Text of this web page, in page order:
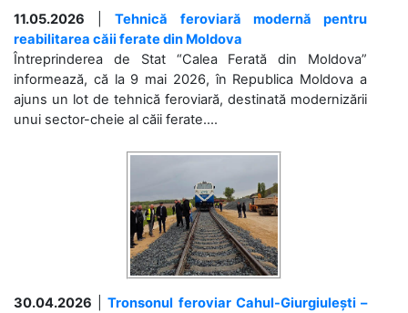
11.05.2026 |Tehnică feroviară modernă pentru
reabilitarea căii ferate din Moldova
Întreprinderea de Stat “Calea Ferată din Moldova”
informează, că la 9 mai 2026, în Republica Moldova a
ajuns un lot de tehnică feroviară, destinată modernizării
unui sector-cheie al căii ferate....
30.04.2026 |Tronsonul feroviar Cahul-Giurgiulești –